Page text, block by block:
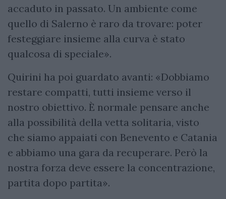
accaduto in passato. Un ambiente come
quello di Salerno è raro da trovare: poter
festeggiare insieme alla curva è stato
qualcosa di speciale».
Quirini ha poi guardato avanti: «Dobbiamo
restare compatti, tutti insieme verso il
nostro obiettivo. È normale pensare anche
alla possibilità della vetta solitaria, visto
che siamo appaiati con Benevento e Catania
e abbiamo una gara da recuperare. Però la
nostra forza deve essere la concentrazione,
partita dopo partita».